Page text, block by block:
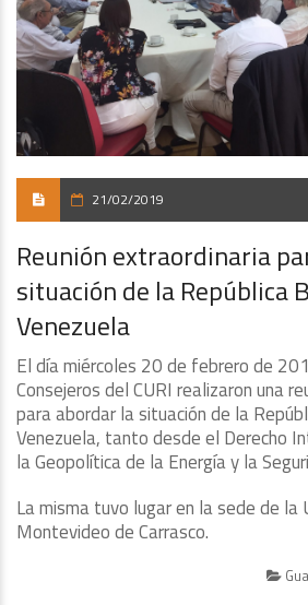
21/02/2019
Reunión extraordinaria
situación de la República
Venezuela
El día miércoles 20 de febrero de
Consejeros del CURI realizaron una
para abordar la situación de la
Venezuela, tanto desde el Derecho
la Geopolítica de la Energía y la
La misma tuvo lugar en la sede de la
Montevideo de Carrasco.